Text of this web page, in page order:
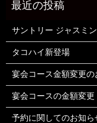
サントリー ジャスミ
タコハイ新登場
宴会コース金額変更の
宴会コースの金額変更
予約に関してのお知ら